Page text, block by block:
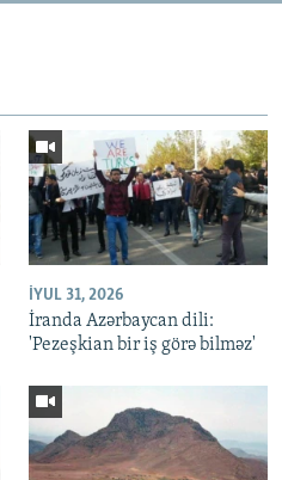
İYUL 31, 2026
İranda Azərbaycan dili:
'Pezeşkian bir iş görə bilməz'